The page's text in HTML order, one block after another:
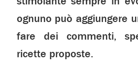
ognuno può aggiungere
fare dei commenti,
ricette proposte.